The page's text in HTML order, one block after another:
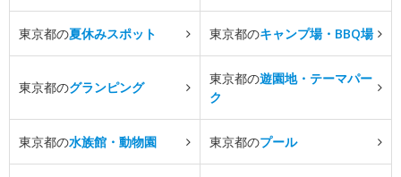
東京都の夏休みスポット 東京都のキャンプ場・BBQ場
東京都のグランピング
東京都の遊園地・テーマパー
ク
東京都の水族館・動物園 東京都のプール